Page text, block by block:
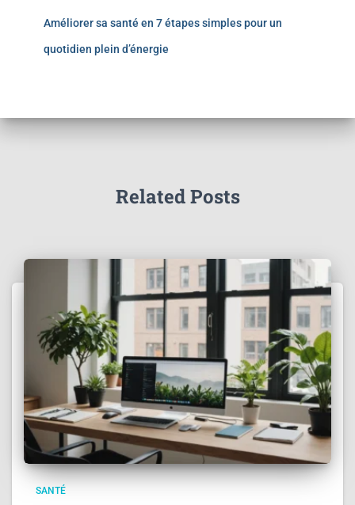
Améliorer sa santé en 7 étapes simples pour un
quotidien plein d’énergie
Related Posts
SANTÉ